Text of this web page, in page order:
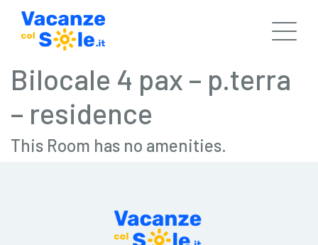
Bilocale 4 pax – p.terra
– residence
This Room has no amenities.